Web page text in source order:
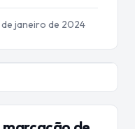
janeiro de 2024